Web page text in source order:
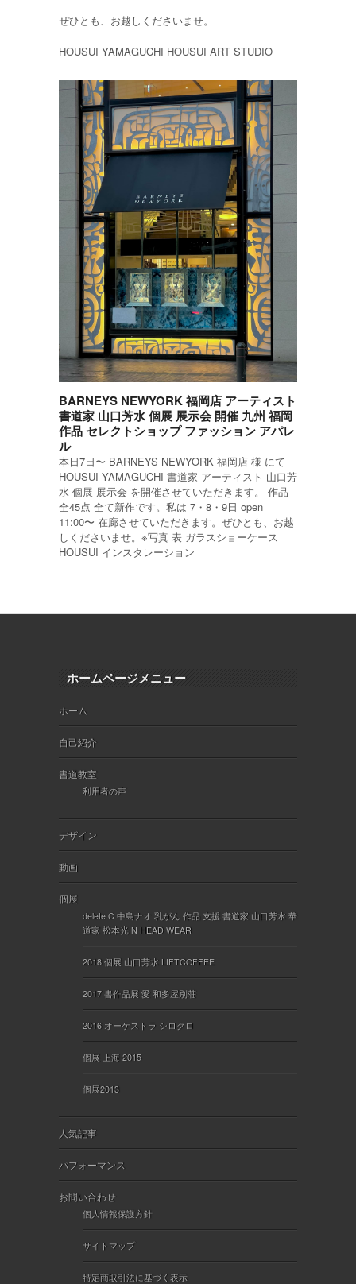
ぜひとも、お越しくださいませ。
HOUSUI YAMAGUCHI HOUSUI ART STUDIO
BARNEYS NEWYORK 福岡店 アーティスト
書道家 山口芳水 個展 展示会 開催 九州 福岡
作品 セレクトショップ ファッション アパレ
ル
本日7日〜 BARNEYS NEWYORK 福岡店 様 にて
HOUSUI YAMAGUCHI 書道家 アーティスト 山口芳
水 個展 展示会 を開催させていただきます。 作品
全45点 全て新作です。私は 7・8・9日 open
11:00〜 在廊させていただきます。ぜひとも、お越
しくださいませ。※写真 表 ガラスショーケース
HOUSUI インスタレーション
ホームページメニュー
ホーム
自己紹介
書道教室
利用者の声
デザイン
動画
個展
delete C 中島ナオ 乳がん 作品 支援 書道家 山口芳水 華
道家 松本光 N HEAD WEAR
2018 個展 山口芳水 LIFTCOFFEE
2017 書作品展 愛 和多屋別荘
2016 オーケストラ シロクロ
個展 上海 2015
個展2013
人気記事
パフォーマンス
お問い合わせ
個人情報保護方針
サイトマップ
特定商取引法に基づく表示